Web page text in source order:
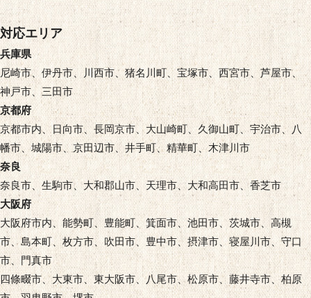
対応エリア
兵庫県
尼崎市、伊丹市、川西市、猪名川町、宝塚市、西宮市、芦屋市、
神戸市、三田市
京都府
京都市内、日向市、長岡京市、大山崎町、久御山町、宇治市、八
幡市、城陽市、京田辺市、井手町、精華町、木津川市
奈良
奈良市、生駒市、大和郡山市、天理市、大和高田市、香芝市
大阪府
大阪府市内、能勢町、豊能町、箕面市、池田市、茨城市、高槻
市、島本町、枚方市、吹田市、豊中市、摂津市、寝屋川市、守口
市、門真市
四條畷市、大東市、東大阪市、八尾市、松原市、藤井寺市、柏原